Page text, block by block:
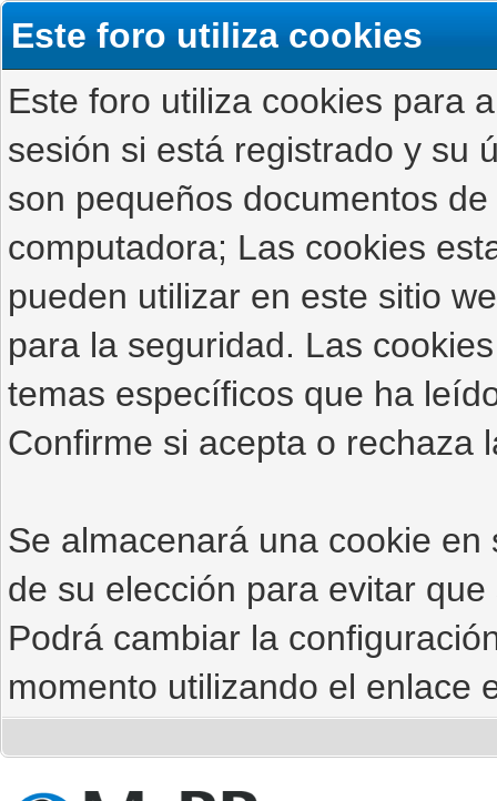
Este foro utiliza cookies
Este foro utiliza cookies para
sesión si está registrado y su
son pequeños documentos
computadora; Las cookies
pueden utilizar en este sitio
para la seguridad. Las
temas específicos que ha
Confirme si acepta o rechaza
Se almacenará una cookie
de su elección para evitar
Podrá cambiar la
momento utilizando el enlace